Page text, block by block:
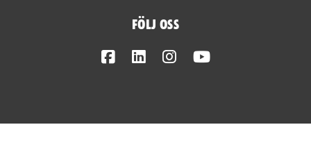
Följ oss
FacebookLinkedInInstagram